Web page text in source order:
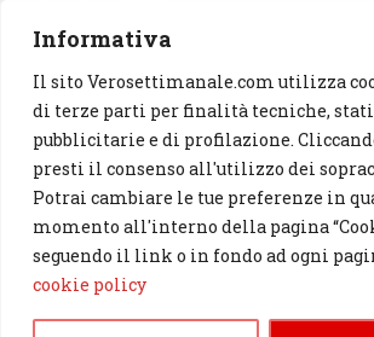
Informativa
Il sito Verosettimanale.com utilizza
di terze parti per finalità tecniche,
pubblicitarie e di profilazione.
presti il consenso all'utilizzo dei
Potrai cambiare le tue preferenze in
momento all'interno della pagina
seguendo il link o in fondo ad ogni
cookie policy
Eventi(330)
Artisti (241)
News(238)
Cerca
© 2023 Verosettimanale.com. All rights reserved.